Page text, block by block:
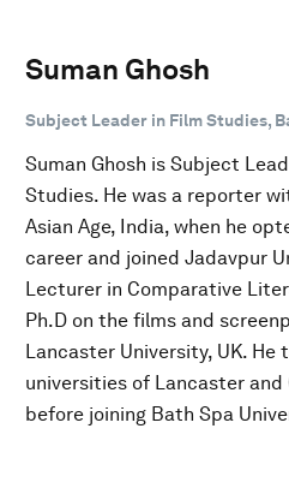
Suman Ghosh
Subject Leader in Film Studies,
Suman Ghosh is Subject
Studies. He was a reporter
Asian Age, India, when he
career and joined Jadavpur
Lecturer in Comparative
Ph.D on the films and
Lancaster University, UK.
universities of Lancaster
before joining Bath Spa